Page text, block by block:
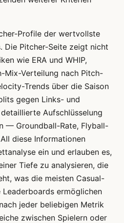
Profile der wertvollste
Die Pitcher-Seite zeigt nicht
wie ERA und WHIP,
Mix-Verteilung nach Pitch-
Trends über die Saison
gegen Links- und
Aufschlüsselung
— Groundball-Rate, Flyball-
diese Informationen
ein und erlauben es,
Tiefe zu analysieren, die
was die meisten Casual-
ermöglichen
jeder beliebigen Metrik
zwischen Spielern oder